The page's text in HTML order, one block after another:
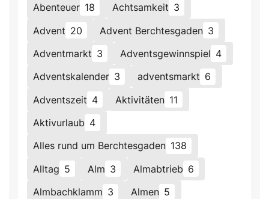
Abenteuer 18 Achtsamkeit 3
Advent 20 Advent Berchtesgaden 3
Adventmarkt 3 Adventsgewinnspiel 4
Adventskalender 3 adventsmarkt 6
Adventszeit 4 Aktivitäten 11
Aktivurlaub 4
Alles rund um Berchtesgaden 138
Alltag 5 Alm 3 Almabtrieb 6
Almbachklamm 3 Almen 5